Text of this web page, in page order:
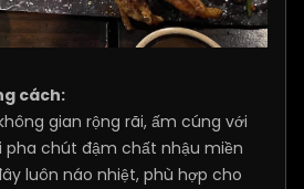
cách:
gian rộng rãi, ấm cúng với
pha chút đậm chất nhậu miền
luôn náo nhiệt, phù hợp cho